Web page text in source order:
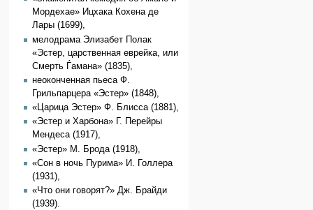
Мордехае» Ицхака Кохена де
Лары (1699),
мелодрама Элизабет Полак
«Эстер, царственная еврейка, или
Смерть Ѓамана» (1835),
неоконченная пьеса Ф.
Грильпарцера «Эстер» (1848),
«Царица Эстер» Ф. Блисса (1881),
«Эстер и Харбона» Г. Перейры
Мендеса (1917),
«Эстер» М. Брода (1918),
«Сон в ночь Пурима» И. Голлера
(1931),
«Что они говорят?» Дж. Брайди
(1939).